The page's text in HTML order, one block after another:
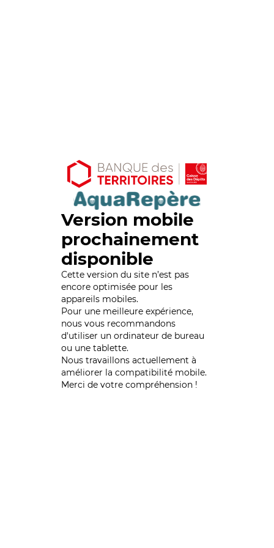
Version mobile
prochainement
disponible
Cette version du site n’est pas
encore optimisée pour les
appareils mobiles.
Pour une meilleure expérience,
nous vous recommandons
d'utiliser un ordinateur de bureau
ou une tablette.
Nous travaillons actuellement à
améliorer la compatibilité mobile.
Merci de votre compréhension !